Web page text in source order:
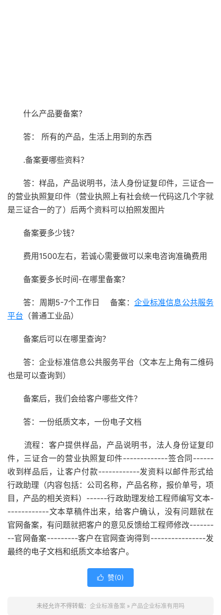
什么产品要备案？
答： 所有的产品，生活上用到的东西
.备案要哪些资料？
答：样品，产品说明书，法人身份证复印件，三证合一
的营业执照复印件（营业执照上有社会统一代码这几个字就
是三证合一的了）后两个资料可以拍照发图片
备案要多少钱？
费用1500左右，若诚心需要做可以来电咨询准确费用
备案要多长时间-在哪里备案？
答：周期5-7个工作日 备案： 企业标准信息公共服务
平台 （普通工业品）
备案后可以在哪里查询？
答：企业标准信息公共服务平台（文本左上角有二维码
也是可以查询到）
备案后，我们会给客户哪些文件？
答：一份纸质文本，一份电子文档
流程：客户提供样品，产品说明书，法人身份证复印
件，三证合一的营业执照复印件-------------签合同------
收到样品后，让客户付款------------发资料以邮件形式给
行政助理（内容包括：公司名称，产品名称，报价单号，项
目，产品的相关资料）------行政助理发给工程师编写文本-
------------文本草稿件出来，给客户确认，没有问题就在
官网备案，有问题就把客户的意见反馈给工程师修改-------
--官网备案---------客户在官网查询得到----------------发
最终的电子文档和纸质文本给客户。
 赞(0)
未经允许不得转载： 企业标准备案 » 产品企业标准有用吗